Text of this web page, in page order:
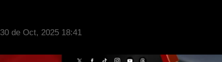
30 de Oct, 2025 18:41